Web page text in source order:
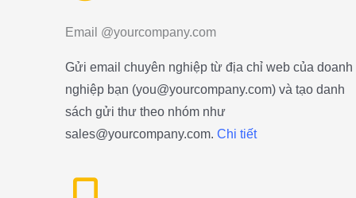
Email @yourcompany.com
Gửi email chuyên nghiệp từ địa chỉ web của doanh
nghiệp bạn (you@yourcompany.com) và tạo danh
sách gửi thư theo nhóm như
sales@yourcompany.com. Chi tiết